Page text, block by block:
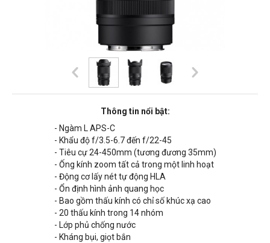
Thông tin nổi bật:
- Ngàm L APS-C
- Khẩu độ f/3.5-6.7 đến f/22-45
- Tiêu cự 24-450mm (tương đương 35mm)
- Ống kính zoom tất cả trong một linh hoạt
- Động cơ lấy nét tự động HLA
- Ổn định hình ảnh quang học
- Bao gồm thấu kính có chỉ số khúc xạ cao
- 20 thấu kính trong 14 nhóm
- Lớp phủ chống nước
- Kháng bụi, giọt bắn